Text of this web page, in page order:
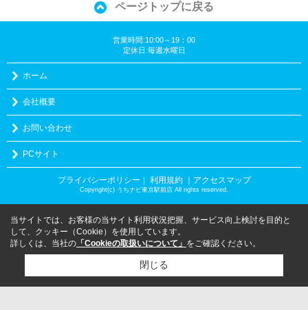
ページトップに戻る
営業時間:10:00～19：00
定休日:毎週水曜日
ホーム
会社概要
お問い合わせ
PCサイト
プライバシーポリシー 利用規約 ｜アクセスマップ
Copyright(c) うちナビ東京駅前店 All rights reserved.
当サイトでは、お客様の当サイト利用状況把握、サービス向上検討を目的と
して、クッキー（Cookie）を使用しています。
詳しくは、当社の 「Cookieの取扱いについて」 をご確認ください。
閉じる